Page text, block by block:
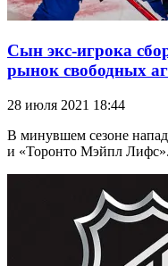
Сын экс-игрока
рынок свободных
28 июля 2021 18:44
В минувшем сезоне
и «Торонто Мэйпл Лифс».